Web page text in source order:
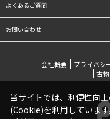
よくあるご質問
お問い合わせ
会社概要 プライバシ
古
当サイトでは、利便性向
(Cookie)を利用していま